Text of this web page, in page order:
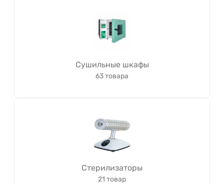
Сушильные шкафы
63 товара
Стерилизаторы
21 товар